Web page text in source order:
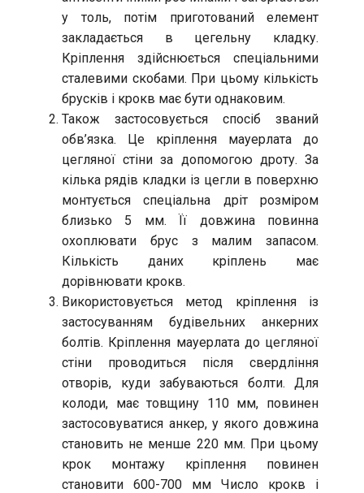
у толь, потім приготований елемент
закладається в цегельну кладку.
Кріплення здійснюється спеціальними
сталевими скобами. При цьому кількість
брусків і крокв має бути однаковим.
Також застосовується спосіб званий
обв’язка. Це кріплення мауерлата до
цегляної стіни за допомогою дроту. За
кілька рядів кладки із цегли в поверхню
монтується спеціальна дріт розміром
близько 5 мм. Її довжина повинна
охоплювати брус з малим запасом.
Кількість даних кріплень має
дорівнювати крокв.
Використовується метод кріплення із
застосуванням будівельних анкерних
болтів. Кріплення мауерлата до цегляної
стіни проводиться після свердління
отворів, куди забуваються болти. Для
колоди, має товщину 110 мм, повинен
застосовуватися анкер, у якого довжина
становить не менше 220 мм. При цьому
крок монтажу кріплення повинен
становити 600-700 мм Число крокв і